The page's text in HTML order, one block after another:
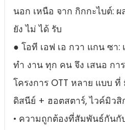
นอก เหนือ จาก กิกกะไบต์:
ยัง ไม่ ได้ รับ
● โอที เอฟ เอ กวา แกน ซา:
ทํา งาน ทุก คน จึง เสนอ กา
โครงการ OTT หลาย แบบ
ดิสนีย์ + ฮอตสตาร์, ไวค์มิวสิ
• ความถูกต้องที่สัมพันธ์กัน